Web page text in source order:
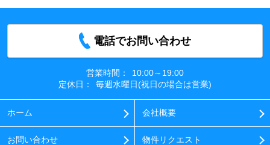
電話でお問い合わせ
営業時間：
10:00～19:00
定休日：
毎週水曜日(祝日の場合は営業)
ホーム 会社概要
お問い合わせ 物件リクエスト